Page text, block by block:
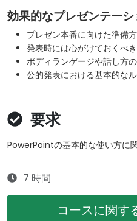
効果的なプレゼンテーシ
プレゼン本番に向けた準備
発表時には心がけておくべ
ボディランゲージや話し方
公的発表における基本的な
要求
PowerPointの基本的な使い方に
7 時間
コースに関す